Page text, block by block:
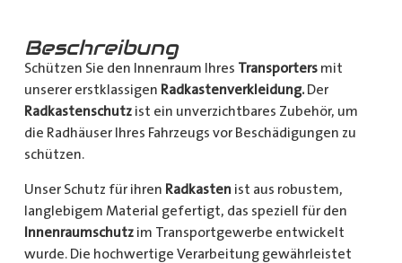
Beschreibung
Schützen Sie den Innenraum Ihres Transportersmit
unserer erstklassigen Radkastenverkleidung.Der
Radkastenschutzist ein unverzichtbares Zubehör, um
die Radhäuser Ihres Fahrzeugs vor Beschädigungen zu
schützen.
Unser Schutz für ihren Radkastenist aus robustem,
langlebigem Material gefertigt, das speziell für den
Innenraumschutzim Transportgewerbe entwickelt
wurde. Die hochwertige Verarbeitung gewährleistet